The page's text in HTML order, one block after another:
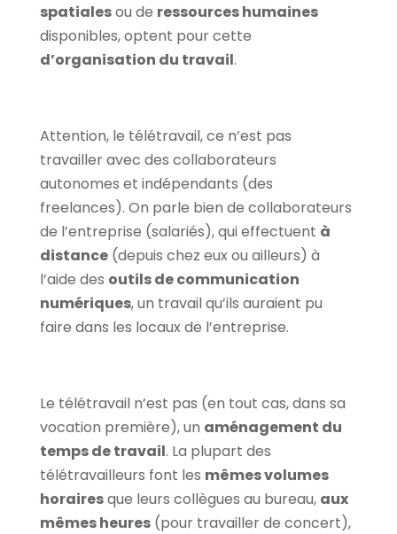
spatialesou de ressources humaines
disponibles, optent pour cette
d’organisation du travail.
Attention, le télétravail, ce n’est pas
travailler avec des collaborateurs
autonomes et indépendants (des
freelances). On parle bien de collaborateurs
de l’entreprise (salariés), qui effectuent à
distance(depuis chez eux ou ailleurs) à
l’aide des outils de communication
numériques, un travail qu’ils auraient pu
faire dans les locaux de l’entreprise.
Le télétravail n’est pas (en tout cas, dans sa
vocation première), un aménagement du
temps de travail. La plupart des
télétravailleurs font les mêmes volumes
horairesque leurs collègues au bureau, aux
mêmes heures(pour travailler de concert),